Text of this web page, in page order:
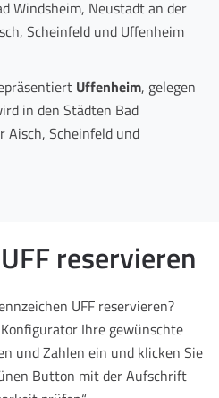
Windsheim, Neustadt an der
Scheinfeld und Uffenheim
Uffenheim, gelegen
in den Städten Bad
Aisch, Scheinfeld und
reservieren
UFF reservieren?
Ihre gewünschte
und Zahlen ein und klicken Sie
Button mit der Aufschrift